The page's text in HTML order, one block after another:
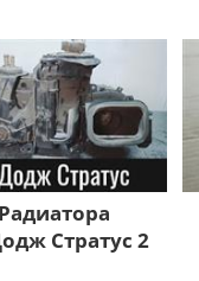
Стратус 2